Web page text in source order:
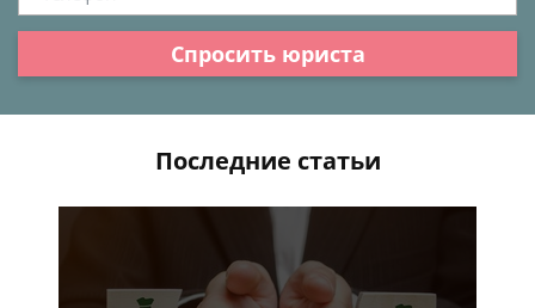
Спросить юриста
Последние статьи